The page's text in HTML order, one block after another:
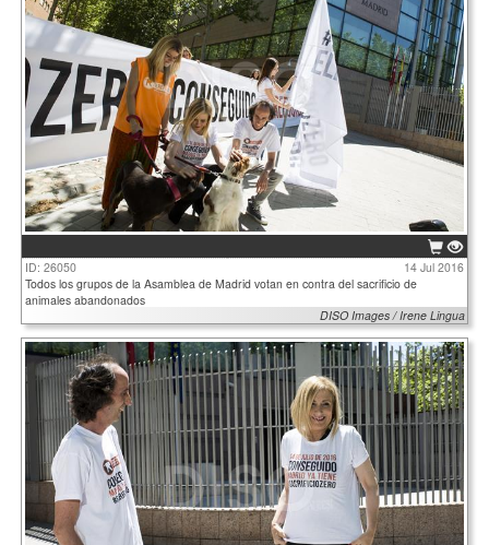
ID: 26050
14 Jul 2016
Todos los grupos de la Asamblea de Madrid votan en contra del sacrificio de
animales abandonados
DISO Images / Irene Lingua